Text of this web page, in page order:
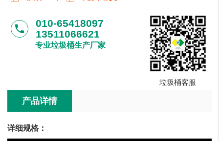
phone
010-65418097
13511066621
专业垃圾桶生产厂家
垃圾桶客服
产品详情
详细规格：